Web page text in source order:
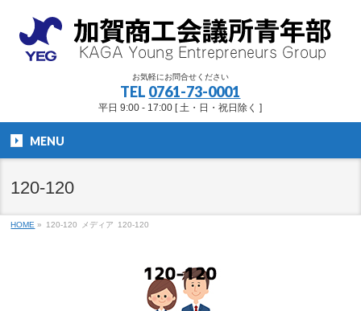
お気軽にお問合せください
TEL 0761-73-0001
平日 9:00 - 17:00 [ 土・日・祝日除く ]
MENU
120-120
HOME » 120-120 メディア 120-120